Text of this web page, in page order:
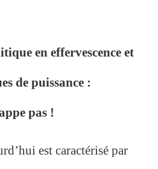
en effervescence et
de puissance :
pas !
est caractérisé par